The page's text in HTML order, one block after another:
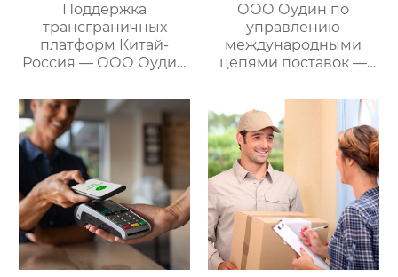
Поддержка
трансграничных
платформ Китай-
Россия — ООО Оудин
международными
цепями поставок
ООО Оудин по
управлению
международными
цепями поставок —
мире китайско-
российских закупок